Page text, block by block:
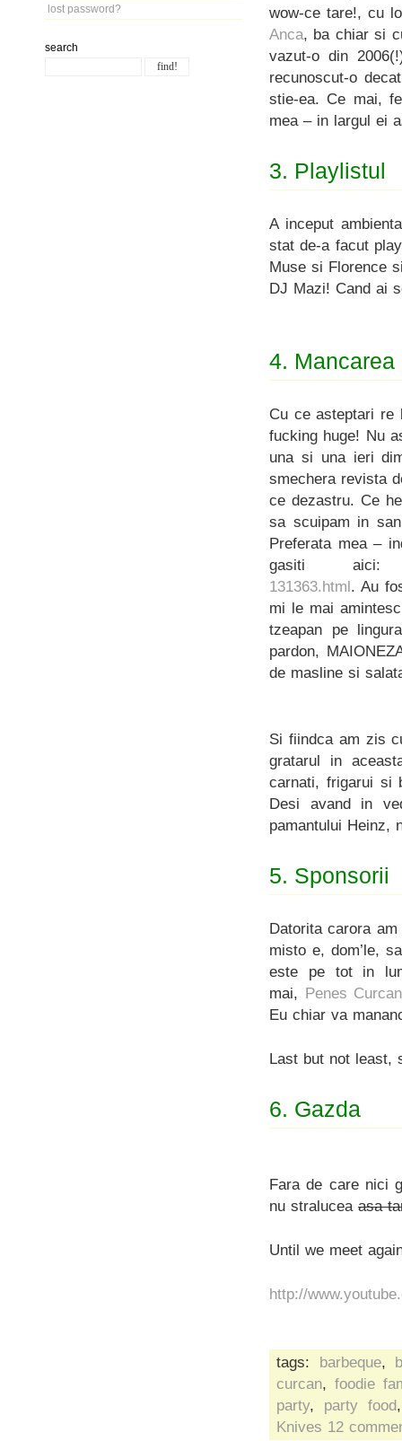
lost password?
search
wow-ce tare!, cu
Anca, ba chiar si
vazut-o din
recunoscut-o
stie-ea. Ce mai,
mea – in largul ei
3. Playlistul
A inceput
stat de-a facut
Muse si Florence
DJ Mazi! Cand ai
4. Mancarea
Cu ce asteptari re
fucking huge! Nu
una si una ieri
smechera revista
ce dezastru. Ce
sa scuipam in
Preferata mea –
gasiti
131363.html. Au
mi le mai
tzeapan pe
pardon,
de masline si
Si fiindca am zis
gratarul in
carnati, frigarui si
Desi avand in
pamantului Heinz,
5. Sponsorii
Datorita carora
misto e, dom’le,
este pe tot in
mai, Penes
Eu chiar va
Last but not least,
6. Gazda
Fara de care nici
nu stralucea asa
Until we meet
http://
tags: barbeque,
curcan, foodie
party, party food
Knives 12